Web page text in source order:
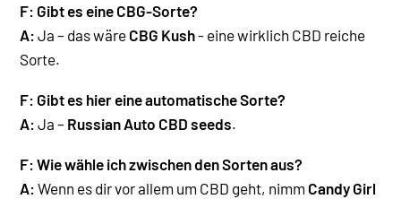
F: Gibt es eine CBG-Sorte?
A: Ja – das wäre CBG Kush- eine wirklich CBD reiche
Sorte.
F: Gibt es hier eine automatische Sorte?
A: Ja – Russian Auto CBD seeds.
F: Wie wähle ich zwischen den Sorten aus?
A: Wenn es dir vor allem um CBD geht, nimm Candy Girl